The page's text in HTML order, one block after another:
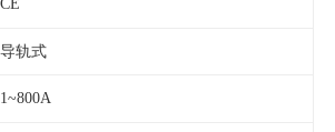
导轨式
1~800A